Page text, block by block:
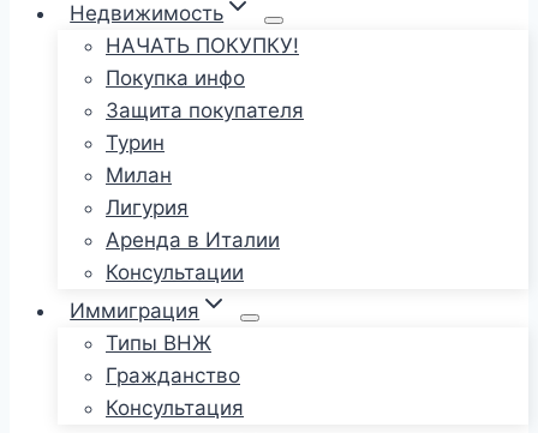
Недвижимость
НАЧАТЬ ПОКУПКУ!
Покупка инфо
Защита покупателя
Турин
Милан
Лигурия
Аренда в Италии
Консультации
Иммиграция
Типы ВНЖ
Гражданство
Консультация